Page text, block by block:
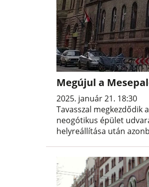
Megújul a
2025. január 21. 18:30
Tavasszal megkezdődik
neogótikus épület
helyreállítása után